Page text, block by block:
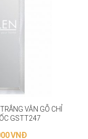
VÂN GỖ CHỈ
GSTT247
VNĐ